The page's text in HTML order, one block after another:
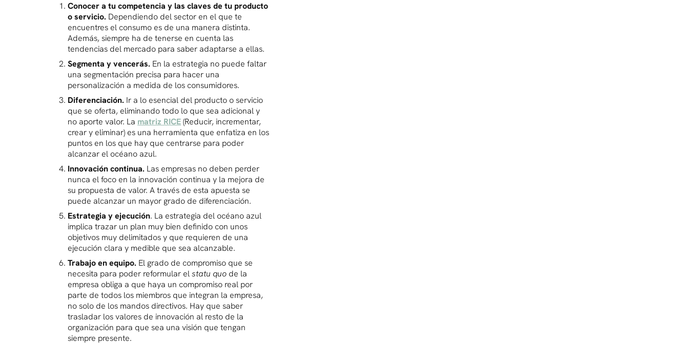
Conocer a tu competencia y las claves de tu producto
o servicio. Dependiendo del sector en el que te
encuentres el consumo es de una manera distinta.
Además, siempre ha de tenerse en cuenta las
tendencias del mercado para saber adaptarse a ellas.
Segmenta y vencerás. En la estrategia no puede faltar
una segmentación precisa para hacer una
personalización a medida de los consumidores.
Diferenciación. Ir a lo esencial del producto o servicio
que se oferta, eliminando todo lo que sea adicional y
no aporte valor. La matriz RICE(Reducir, incrementar,
crear y eliminar) es una herramienta que enfatiza en los
puntos en los que hay que centrarse para poder
alcanzar el océano azul.
Innovación continua. Las empresas no deben perder
nunca el foco en la innovación continua y la mejora de
su propuesta de valor. A través de esta apuesta se
puede alcanzar un mayor grado de diferenciación.
Estrategia y ejecución. La estrategia del océano azul
implica trazar un plan muy bien definido con unos
objetivos muy delimitados y que requieren de una
ejecución clara y medible que sea alcanzable.
Trabajo en equipo. El grado de compromiso que se
necesita para poder reformular elstatu quo de la
empresa obliga a que haya un compromiso real por
parte de todos los miembros que integran la empresa,
no solo de los mandos directivos. Hay que saber
trasladar los valores de innovación al resto de la
organización para que sea una visión que tengan
siempre presente.